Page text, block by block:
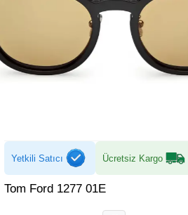
Yetkili Satıcı Ücretsiz Kargo
Tom Ford 1277 01E